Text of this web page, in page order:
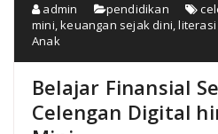
admin pendidikan
mini,keuangan sejak dini,
Anak
Belajar Finansial
Celengan Digital